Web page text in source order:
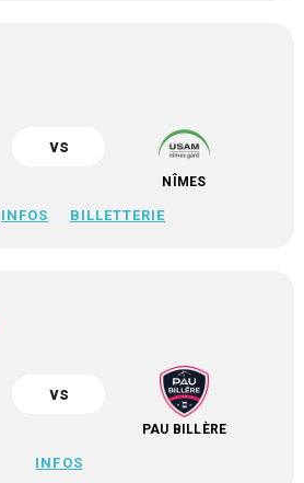
vs
NÎMES
INFOS BILLETTERIE
vs
PAU BILLÈRE
INFOS